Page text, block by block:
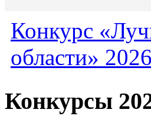
Конкурс
области»
Конкурсы